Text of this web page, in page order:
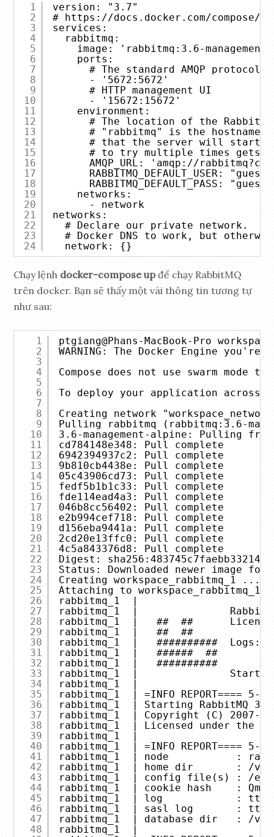
1
2
3
4
5
6
7
8
9
10
11
12
13
14
15
16
17
18
19
20
21
22
23
24
version: "3.7"
# https://docs.docker.com/compose/
services:
rabbitmq:
image: 'rabbitmq:3.6-
ports:
# The standard AMQP protocol
- '5672:5672'
# HTTP management UI
- '15672:15672'
environment:
# The location of the
# "rabbitmq" is the
# that the server will start
# to try multiple times gets
AMQP_URL: 'amqp://
RABBITMQ_DEFAULT_USER: "guest"
RABBITMQ_DEFAULT_PASS: "guest"
networks:
- network
networks:
# Declare our private network.
# Docker DNS to work, but
network: {}
Chạy lệnh docker-compose upđể chạy RabbitMQ
trên docker. Bạn sẽ thấy một vài thông tin tương tự
như sau:
1
2
3
4
5
6
7
8
9
10
11
12
13
14
15
16
17
18
19
20
21
22
23
24
25
26
27
28
29
30
31
32
33
34
35
36
37
38
39
40
41
42
43
44
45
46
47
48
ptgiang@Phans-MacBook-Pro
WARNING: The Docker Engine
Compose does not use swarm
To deploy your application across
Creating network
Pulling rabbitmq (rabbitmq:3.6-
3.6-management-alpine: Pulling
cd784148e348: Pull complete
6942394937c2: Pull complete
9b810cb4438e: Pull complete
05c43906cd73: Pull complete
fedf5b1b1c33: Pull complete
fde114ead4a3: Pull complete
046b8cc56402: Pull complete
e2b994cef718: Pull complete
d156eba9441a: Pull complete
2cd20e13ffc0: Pull complete
4c5a843376d8: Pull complete
Digest:
Status: Downloaded newer image for
Creating workspace_rabbitmq_1 ...
Attaching to workspace_rabbitmq_1
rabbitmq_1  |
rabbitmq_1  |
rabbitmq_1  |   ##  ##
rabbitmq_1  |   ##  ##
rabbitmq_1  |   ##########  Logs:
rabbitmq_1  |   ######  ##
rabbitmq_1  |   ##########
rabbitmq_1  |
rabbitmq_1  |
rabbitmq_1  | =INFO REPORT==== 5-
rabbitmq_1  | Starting RabbitMQ
rabbitmq_1  | Copyright (C) 2007-
rabbitmq_1  | Licensed under the
rabbitmq_1  |
rabbitmq_1  | =INFO REPORT==== 5-
rabbitmq_1  | node           :
rabbitmq_1  | home dir       : /
rabbitmq_1  | config file(s) : /etc/
rabbitmq_1  | cookie hash    :
rabbitmq_1  | log            : tty
rabbitmq_1  | sasl log       : tty
rabbitmq_1  | database dir   : /var/
rabbitmq_1  |